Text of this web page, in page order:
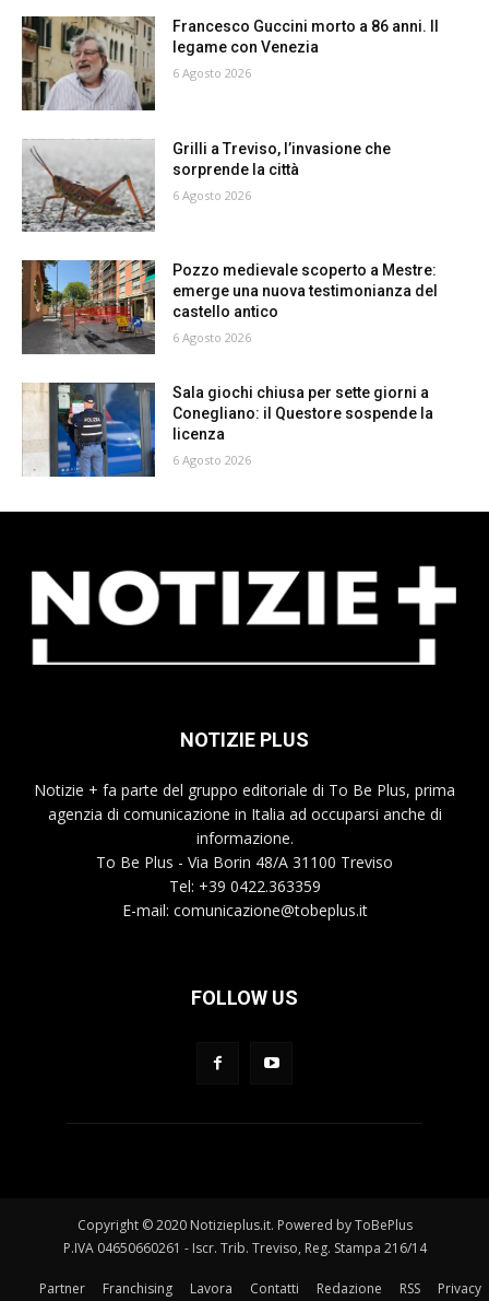
Francesco Guccini morto a 86 anni. Il
legame con Venezia
6 Agosto 2026
Grilli a Treviso, l’invasione che
sorprende la città
6 Agosto 2026
Pozzo medievale scoperto a Mestre:
emerge una nuova testimonianza del
castello antico
6 Agosto 2026
Sala giochi chiusa per sette giorni a
Conegliano: il Questore sospende la
licenza
6 Agosto 2026
NOTIZIE PLUS
Notizie + fa parte del gruppo editoriale di To Be Plus, prima
agenzia di comunicazione in Italia ad occuparsi anche di
informazione.
To Be Plus - Via Borin 48/A 31100 Treviso
Tel: +39 0422.363359
E-mail: comunicazione@tobeplus.it
FOLLOW US
Copyright © 2020 Notizieplus.it. Powered by ToBePlus
P.IVA 04650660261 - Iscr. Trib. Treviso, Reg. Stampa 216/14
Partner Franchising Lavora Contatti Redazione RSS Privacy